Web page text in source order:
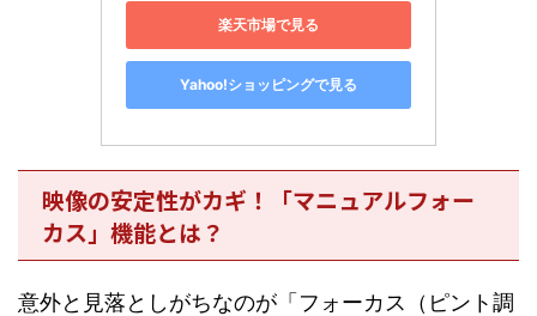
楽天市場で見る
Yahoo!ショッピングで見る
映像の安定性がカギ！「マニュアルフォー
カス」機能とは？
意外と見落としがちなのが「フォーカス（ピント調